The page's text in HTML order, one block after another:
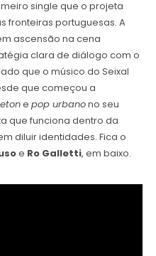
single que o projeta
fronteiras portuguesas. A
ascensão na cena
clara de diálogo com o
que o músico do Seixal
que começou a
e pop urbanono seu
que funciona dentro da
diluir identidades. Fica o
e Ro Galletti, em baixo.